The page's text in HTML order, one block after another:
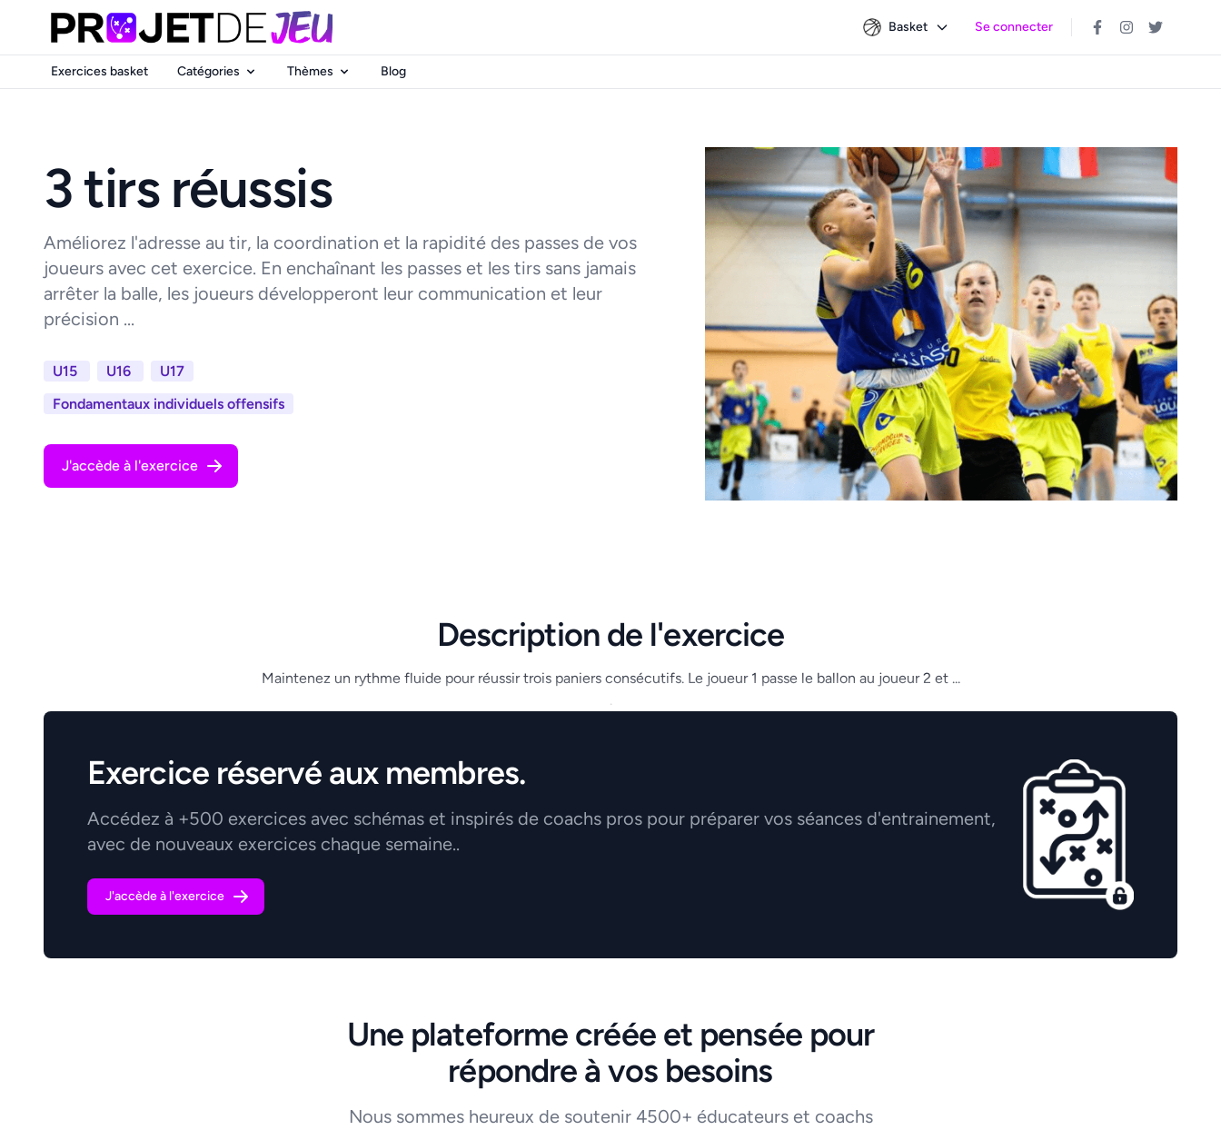
Basket Se connecter
Exercices basket Catégories Thèmes Blog
3 tirs réussis
Améliorez l'adresse au tir, la coordination et la rapidité des passes de vos
joueurs avec cet exercice. En enchaînant les passes et les tirs sans jamais
arrêter la balle, les joueurs développeront leur communication et leur
précision ...
U15 U16
U17
Fondamentaux individuels offensifs
J'accède à l'exercice
Description de l'exercice
Maintenez un rythme fluide pour réussir trois paniers consécutifs. Le joueur 1 passe le ballon au joueur 2 et ...
.
Exercice réservé aux membres.
Accédez à +500 exercices avec schémas et inspirés de coachs pros pour préparer vos séances d'entrainement,
avec de nouveaux exercices chaque semaine..
J'accède à l'exercice
Une plateforme créée et pensée pour
répondre à vos besoins
Nous sommes heureux de soutenir 4500+ éducateurs et coachs